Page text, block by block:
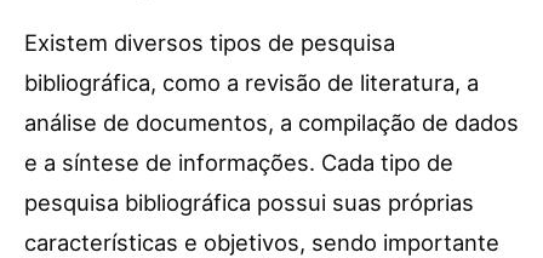
Existem diversos tipos de pesquisa
bibliográfica, como a revisão de literatura, a
análise de documentos, a compilação de dados
e a síntese de informações. Cada tipo de
pesquisa bibliográfica possui suas próprias
características e objetivos, sendo importante